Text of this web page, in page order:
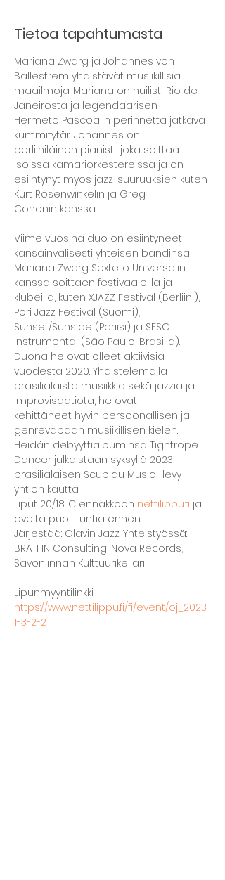
Tietoa tapahtumasta
Mariana Zwarg ja Johannes von
Ballestrem yhdistävät musiikillisia
maailmoja: Mariana on huilisti Rio de
Janeirosta ja legendaarisen
Hermeto Pascoalin perinnettä jatkava
kummitytär. Johannes on
berliiniläinen pianisti, joka soittaa
isoissa kamariorkestereissa ja on
esiintynyt myös jazz-suuruuksien kuten
Kurt Rosenwinkelin ja Greg
Cohenin kanssa.
Viime vuosina duo on esiintyneet
kansainvälisesti yhteisen bändinsä
Mariana Zwarg Sexteto Universalin
kanssa soittaen festivaaleilla ja
klubeilla, kuten XJAZZ Festival (Berliini),
Pori Jazz Festival (Suomi),
Sunset/Sunside (Pariisi) ja SESC
Instrumental (São Paulo, Brasilia).
Duona he ovat olleet aktiivisia
vuodesta 2020. Yhdistelemällä
brasilialaista musiikkia sekä jazzia ja
improvisaatiota, he ovat
kehittäneet hyvin persoonallisen ja
genrevapaan musiikillisen kielen.
Heidän debyyttialbuminsa Tightrope
Dancer julkaistaan syksyllä 2023
brasilialaisen Scubidu Music -levy-
yhtiön kautta.
Liput 20/18 € ennakkoon nettilippu.fi ja
ovelta puoli tuntia ennen.
Järjestää: Olavin Jazz. Yhteistyössä:
BRA-FIN Consulting, Nova Records,
Savonlinnan Kulttuurikellari
Lipunmyyntilinkki:
https://www.nettilippu.fi/fi/event/oj_2023-
1-3-2-2